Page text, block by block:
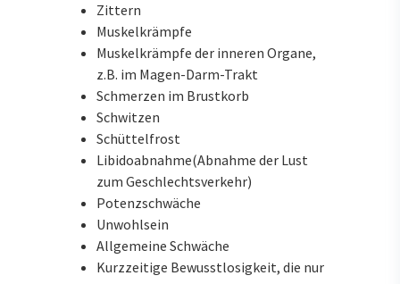
Zittern
Muskelkrämpfe
Muskelkrämpfe der inneren Organe,
z.B. im Magen-Darm-Trakt
Schmerzen im Brustkorb
Schwitzen
Schüttelfrost
Libidoabnahme(Abnahme der Lust
zum Geschlechtsverkehr)
Potenzschwäche
Unwohlsein
Allgemeine Schwäche
Kurzzeitige Bewusstlosigkeit, die nur